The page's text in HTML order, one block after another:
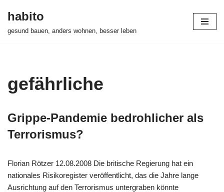
habito
gesund bauen, anders wohnen, besser leben
gefährliche
Grippe-Pandemie bedrohlicher als
Terrorismus?
Florian Rötzer 12.08.2008 Die britische Regierung hat ein
nationales Risikoregister veröffentlicht, das die Jahre lange
Ausrichtung auf den Terrorismus untergraben könnte